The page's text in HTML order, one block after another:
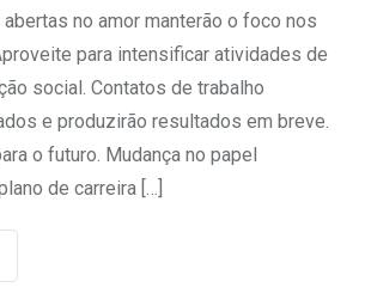
no amor manterão o foco nos
para intensificar atividades de
social. Contatos de trabalho
e produzirão resultados em breve.
o futuro. Mudança no papel
de carreira […]